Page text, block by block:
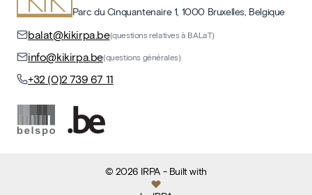
Parc du Cinquantenaire 1, 1000 Bruxelles, Belgique
balat@kikirpa.be(questions relatives à BALaT)
info@kikirpa.be(questions générales)
+32 (0)2 739 67 11
©2026 IRPA- Built with